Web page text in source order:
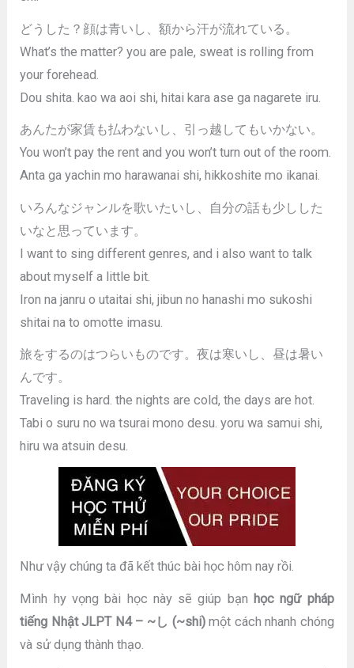
どうした？顔は青いし、額から汗が流れている。
What’s the matter? you are pale, sweat is rolling from
your forehead.
Dou shita. kao wa aoi shi, hitai kara ase ga nagarete iru.
あんたが家賃も払わないし、引っ越してもいかない。
You won’t pay the rent and you won’t turn out of the room.
Anta ga yachin mo harawanai shi, hikkoshite mo ikanai.
いろんなジャンルを歌いたいし、自分の話も少しした
いなと思っています。
I want to sing different genres, and i also want to talk
about myself a little bit.
Iron na janru o utaitai shi, jibun no hanashi mo sukoshi
shitai na to omotte imasu.
旅をするのはつらいものです。夜は寒いし、昼は暑い
んです。
Traveling is hard. the nights are cold, the days are hot.
Tabi o suru no wa tsurai mono desu. yoru wa samui shi,
hiru wa atsuin desu.
Như vậy chúng ta đã kết thúc bài học hôm nay rồi.
Mình hy vọng bài học này sẽ giúp bạn học ngữ pháp
tiếng Nhật JLPT N4 – ~し (~shi)một cách nhanh chóng
và sử dụng thành thạo.